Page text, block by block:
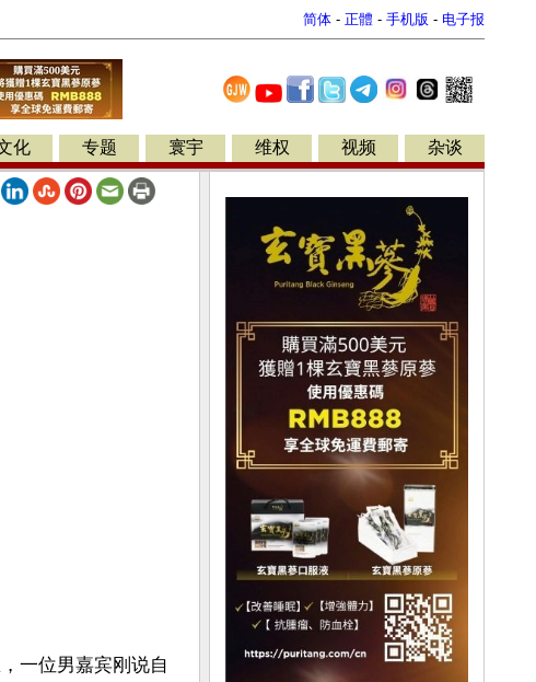
简体 - 正體 - 手机版 - 电子报
化 专题 寰宇 维权 视频 杂谈
一位男嘉宾刚说自